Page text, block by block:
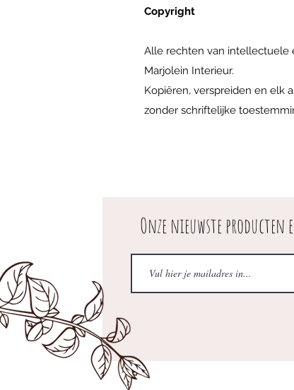
Copyright
Alle rechten van intellectuele
Marjolein Interieur.
Kopiëren, verspreiden en elk
zonder schriftelijke
Onze nieuwste